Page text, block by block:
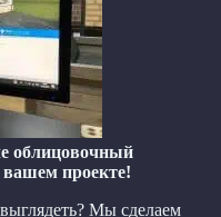
облицовочный
проекте!
Мы сделаем